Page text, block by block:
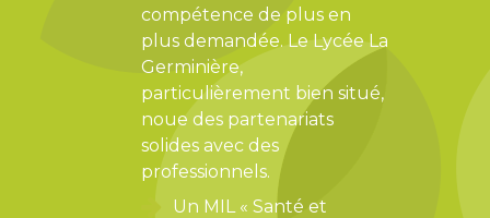
compétence de plus en
plus demandée. Le Lycée La
Germinière,
particulièrement bien situé,
noue des partenariats
solides avec des
professionnels.
Un MIL « Santé et